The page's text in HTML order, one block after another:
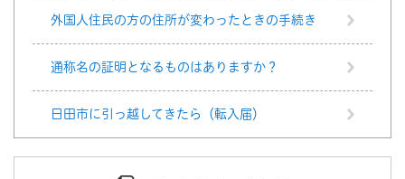
外国人住民の方の住所が変わったときの手続き
通称名の証明となるものはありますか？
日田市に引っ越してきたら（転入届）